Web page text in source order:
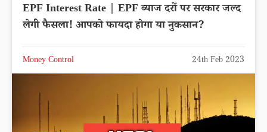
EPF Interest Rate | EPF ब्याज दरों पर सरकार जल्द
लेगी फैसला! आपको फायदा होगा या नुकसान?
Money Control 24th Feb 2023